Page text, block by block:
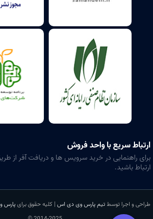
ارتباط سریع با واحد فروش
برای راهنمایی در خرید سرویس ها و دریافت آفر از
ارتباط باشید.
طراحی و اجرا توسطتیم پارس وی دی اس | کلیه حقوق برایپارس